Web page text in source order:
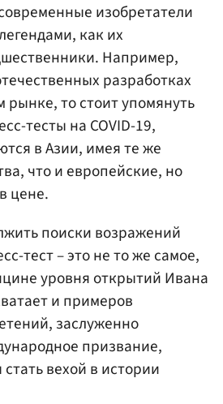
изобретатели
как их
Например,
разработках
то стоит упомянуть
тесты на COVID-19,
в Азии, имея те же
что и европейские, но
цене.
поиски возражений
тест – это не то же самое,
уровня открытий Ивана
и примеров
заслуженно
призвание,
вехой в истории